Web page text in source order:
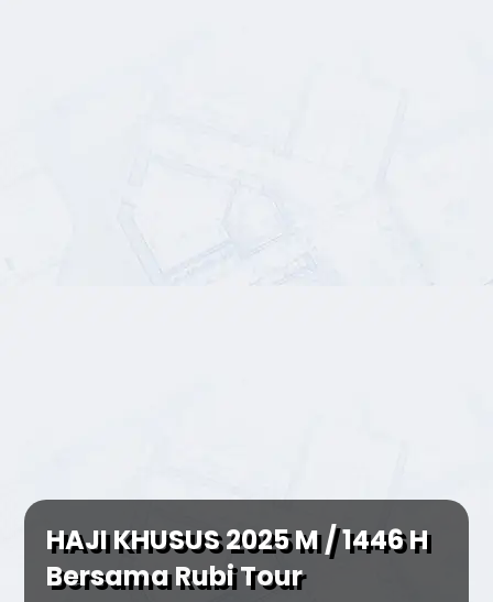
HAJI KHUSUS 2025 M / 1446 H
Bersama Rubi Tour